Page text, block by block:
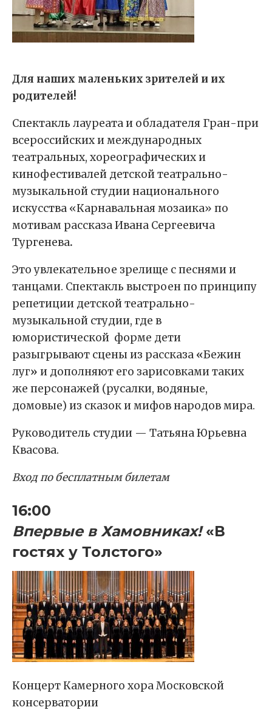
Для наших маленьких зрителей и их
родителей!
Спектакль лауреата и обладателя Гран-при
всероссийских и международных
театральных, хореографических и
кинофестивалей детской театрально-
музыкальной студии национального
искусства «Карнавальная мозаика» по
мотивам рассказа Ивана Сергеевича
Тургенева.
Это увлекательное зрелище с песнями и
танцами. Спектакль выстроен по принципу
репетиции детской театрально-
музыкальной студии, где в
юмористической форме дети
разыгрывают сцены из рассказа «Бежин
луг» и дополняют его зарисовками таких
же персонажей (русалки, водяные,
домовые) из сказок и мифов народов мира.
Руководитель студии — Татьяна Юрьевна
Квасова.
Вход по бесплатным билетам
16:00
Впервые в Хамовниках!«В
гостях у Толстого»
Концерт Камерного хора Московской
консерватории